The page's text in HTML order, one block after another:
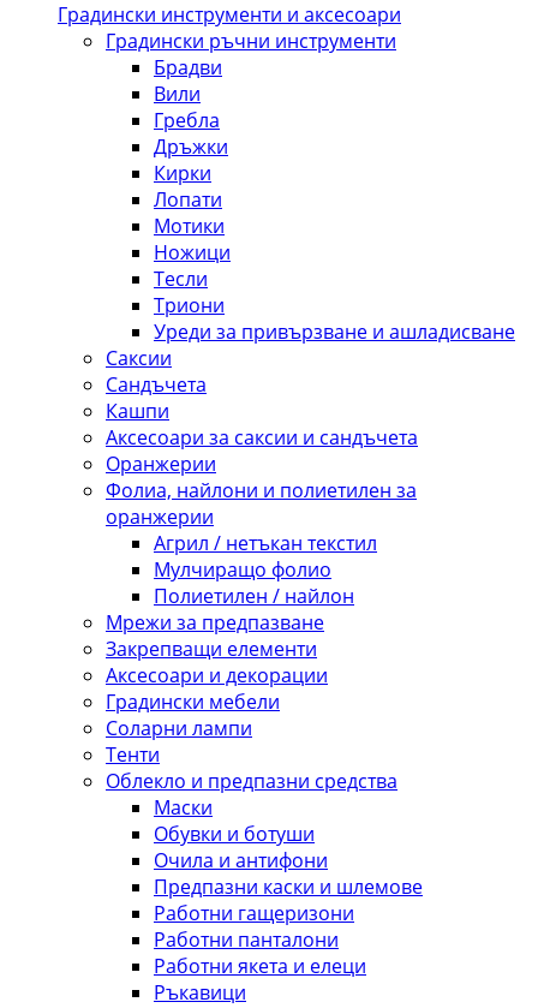
Градински инструменти и аксесоари
Градински ръчни инструменти
Брадви
Вили
Гребла
Дръжки
Кирки
Лопати
Мотики
Ножици
Тесли
Триони
Уреди за привързване и ашладисване
Саксии
Сандъчета
Кашпи
Аксесоари за саксии и сандъчета
Оранжерии
Фолиа, найлони и полиетилен за
оранжерии
Агрил / нетъкан текстил
Мулчиращо фолио
Полиетилен / найлон
Мрежи за предпазване
Закрепващи елементи
Аксесоари и декорации
Градински мебели
Соларни лампи
Тенти
Облекло и предпазни средства
Маски
Обувки и ботуши
Очила и антифони
Предпазни каски и шлемове
Работни гащеризони
Работни панталони
Работни якета и елеци
Ръкавици